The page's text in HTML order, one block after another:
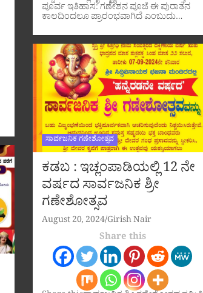
ಪೂರ್ವ ಇತಿಹಾಸ: ಗಣೇಶನ ಪೂಜೆ ಈ ಪುರಾತನ
ಕಾಲದಿಂದಲೂ ಪ್ರಾರಂಭವಾಗಿದೆ ಎಂಬುದು…
ಸಾರ್ವಜನಿಕ ಗಣೇಶೋತ್ಸವ
ಕಡಬ : ಇಚ್ಲಂಪಾಡಿಯಲ್ಲಿ 12 ನೇ
ವರ್ಷದ ಸಾರ್ವಜನಿಕ ಶ್ರೀ
ಗಣೇಶೋತ್ಸವ
August 20, 2024Girish Nair
Share this